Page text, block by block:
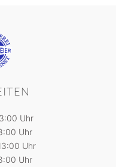
Uhr
Uhr
Uhr
Uhr